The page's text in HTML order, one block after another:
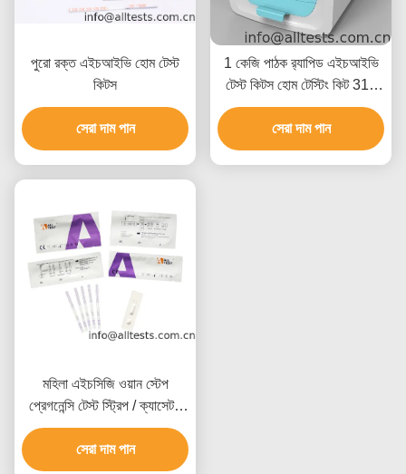
পুরো রক্ত ​​এইচআইভি হোম টেস্ট
কিটস
সেরা দাম পান
1 কেজি পাঠক র‌্যাপিড এইচআইভি
টেস্ট কিটস হোম টেস্টিং কিট 310
এমএম × 240 এমএম × 110
এমএম
সেরা দাম পান
মহিলা এইচসিজি ওয়ান স্টেপ
প্রেগনেন্সি টেস্ট স্ট্রিপ / ক্যাসেট /
মিডস্ট্রিম
সেরা দাম পান